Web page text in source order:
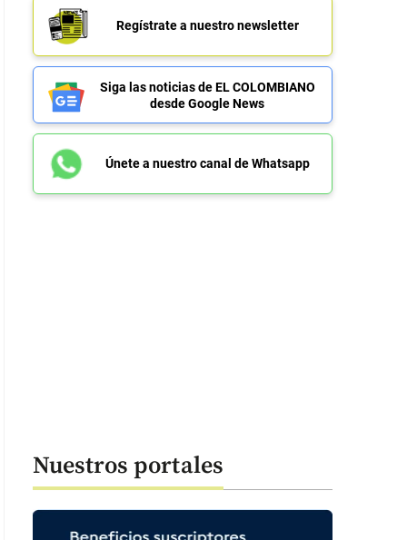
Regístrate a nuestro newsletter
Siga las noticias de EL COLOMBIANO
desde Google News
Únete a nuestro canal de Whatsapp
Nuestros portales